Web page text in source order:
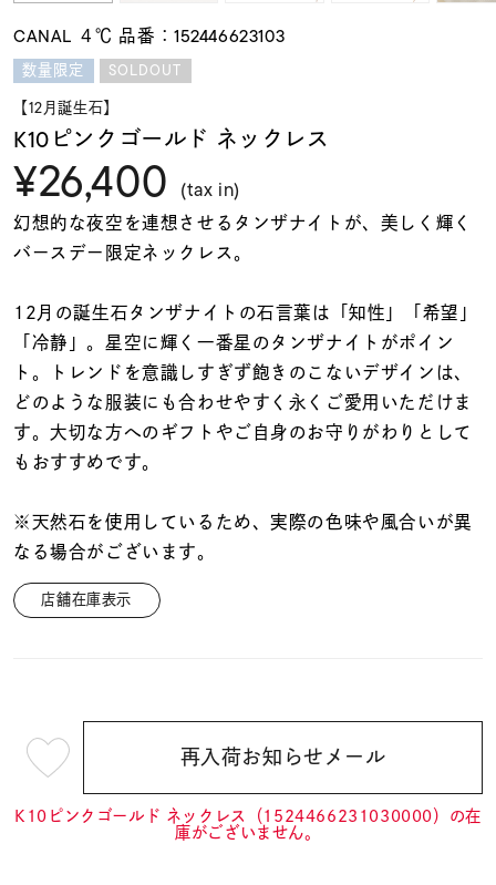
石の色
ファッションテイス
ト
着用シーン
レディース
リングサイズ
リングサイズ
価格
CANAL ４℃ 品番：152446623103
数量限定
SOLDOUT
【12月誕生石】
K10ピンクゴールド ネックレス
¥26,400 (tax in)
幻想的な夜空を連想させるタンザナイトが、美しく輝く
バースデー限定ネックレス。
12月の誕生石タンザナイトの石言葉は「知性」「希望」
「冷静」。星空に輝く一番星のタンザナイトがポイン
ト。トレンドを意識しすぎず飽きのこないデザインは、
どのような服装にも合わせやすく永くご愛用いただけま
す。大切な方へのギフトやご自身のお守りがわりとして
もおすすめです。
※天然石を使用しているため、実際の色味や風合いが異
なる場合がございます。
店舗在庫表示
¥26,400 (tax
in)
再入荷お知らせメール
K10ピンクゴールド ネックレス（1524466231030000）の在
庫がございません。